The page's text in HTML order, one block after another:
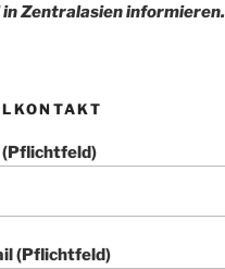
Zentralasien informieren.
(Pflichtfeld)
(Pflichtfeld)